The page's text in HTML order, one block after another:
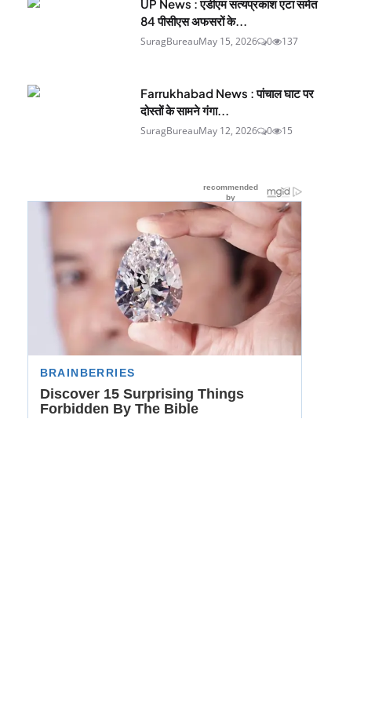
UP News : एडीएम सत्यप्रकाश एटा समेत
84 पीसीएस अफसरों के...
SuragBureauMay 15, 2026 0 137
Farrukhabad News : पांचाल घाट पर
दोस्तों के सामने गंगा...
SuragBureauMay 12, 2026 0 15